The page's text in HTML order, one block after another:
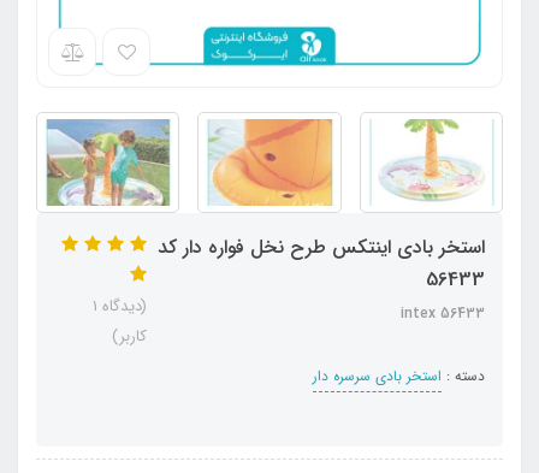
استخر بادی اینتکس طرح نخل فواره دار کد
56433
intex 56433
دسته : استخر بادی سرسره دار
(دیدگاه 1
کاربر)